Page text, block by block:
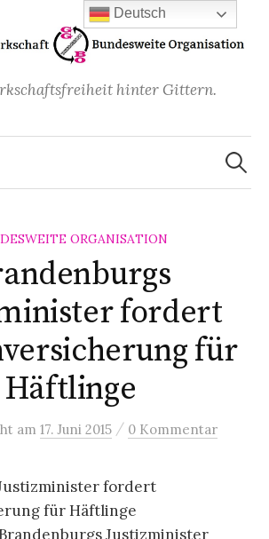
hinter Gittern.
Suchen
nach:
ORGANISATION
fordert
für
Häftlinge
am 17. Juni 2015 / 0 Kommentar
fordert
für Häftlinge
Justizminister
Deutsch